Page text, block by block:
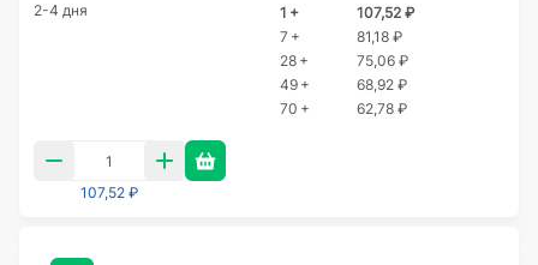
2-4 дня 1 +
107,52 ₽
7 +
81,18 ₽
28 +
75,06 ₽
49 +
68,92 ₽
70 +
62,78 ₽
107,52 ₽